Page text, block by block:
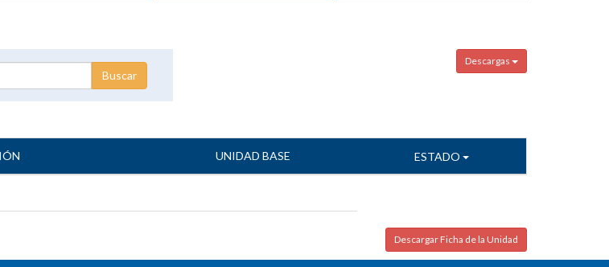
Descargas
UNIDAD BASE ESTADO
Descargar Ficha de la Unidad